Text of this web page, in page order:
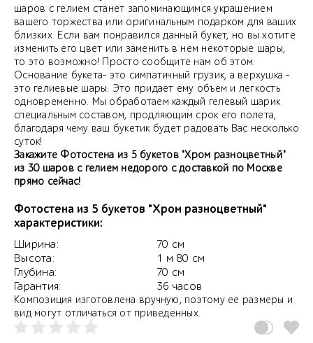
шаров с гелием станет запоминающимся украшением
вашего торжества или оригинальным подарком для ваших
близких. Если вам понравился данный букет, но вы хотите
изменить его цвет или заменить в нем некоторые шары,
то это возможно! Просто сообщите нам об этом.
Основание букета- это симпатичный грузик, а верхушка -
это гелиевые шары. Это придает ему объем и легкость
одновременно. Мы обработаем каждый гелевый шарик
специальным составом, продляющим срок его полета,
благодаря чему ваш букетик будет радовать Вас несколько
суток!
Закажите Фотостена из 5 букетов "Хром разноцветный"
из 30 шаров с гелием недорого с доставкой по Москве
прямо сейчас!
Фотостена из 5 букетов "Хром разноцветный"
характеристики:
Ширина:
Высота:
Глубина:
Гарантия:
70 см
1 м 80 см
70 см
36 часов
Композиция изготовлена вручную, поэтому ее размеры и
вид могут отличаться от приведенных.